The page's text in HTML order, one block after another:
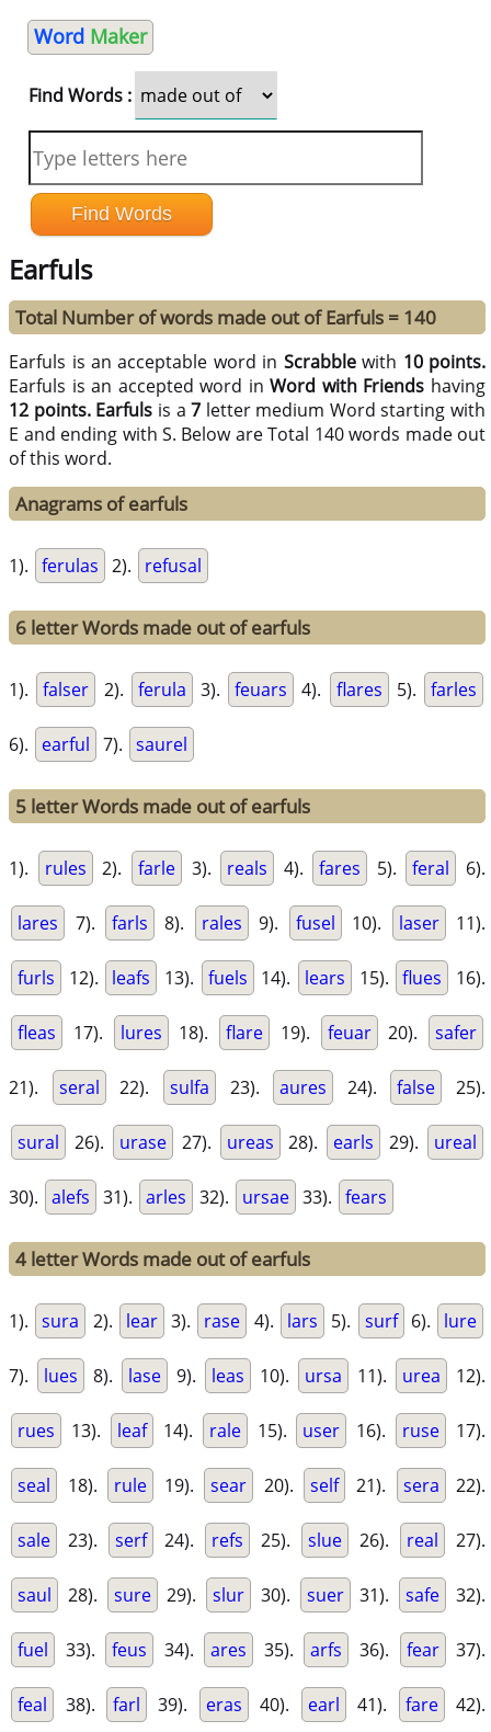
Word Maker
Find Words :
Earfuls
Total Number of words made out of Earfuls = 140
Earfuls is an acceptable word in Scrabblewith 10 points.
Earfuls is an accepted word inWord with Friends having
12 points. Earfuls is a7 letter medium Word starting with
E and ending with S. Below are Total 140 words made out
of this word.
Anagrams of earfuls
1). ferulas 2). refusal
6 letter Words made out of earfuls
1). falser 2). ferula 3). feuars 4). flares 5). farles
6). earful 7). saurel
5 letter Words made out of earfuls
1). rules 2). farle 3). reals 4). fares 5). feral 6).
lares 7). farls 8). rales 9). fusel 10). laser 11).
furls 12). leafs 13). fuels 14). lears 15). flues 16).
fleas 17). lures 18). flare 19). feuar 20). safer
21). seral 22). sulfa 23). aures 24). false 25).
sural 26). urase 27). ureas 28). earls 29). ureal
30). alefs 31). arles 32). ursae 33). fears
4 letter Words made out of earfuls
1). sura 2). lear 3). rase 4). lars 5). surf 6). lure
7). lues 8). lase 9). leas 10). ursa 11). urea 12).
rues 13). leaf 14). rale 15). user 16). ruse 17).
seal 18). rule 19). sear 20). self 21). sera 22).
sale 23). serf 24). refs 25). slue 26). real 27).
saul 28). sure 29). slur 30). suer 31). safe 32).
fuel 33). feus 34). ares 35). arfs 36). fear 37).
feal 38). farl 39). eras 40). earl 41). fare 42).